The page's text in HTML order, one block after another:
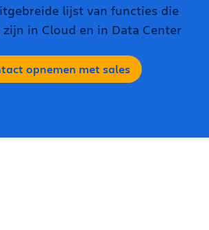
lijst van functies die
in Cloud en in Data Center
opnemen met sales